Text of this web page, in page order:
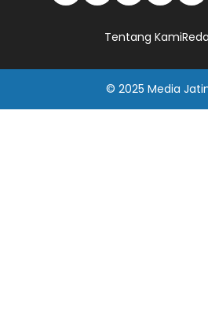
Tentang Kami
© 2025 Media